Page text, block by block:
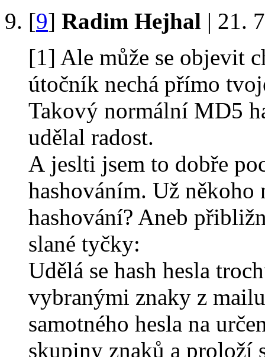
[9] Radim Hejhal | 21.
[1] Ale může se objevit
útočník nechá přímo
Takový normální MD5
udělal radost.
A jeslti jsem to dobře
hashováním. Už
hashování? Aneb
slané tyčky:
Udělá se hash hesla
vybranými znaky z
samotného hesla na
skupiny znaků a proloží